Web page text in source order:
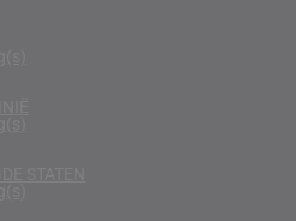
STATEN